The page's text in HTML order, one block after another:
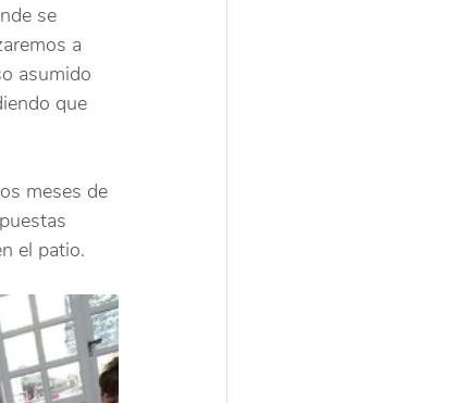
se
a
asumido
que
meses de
el patio.